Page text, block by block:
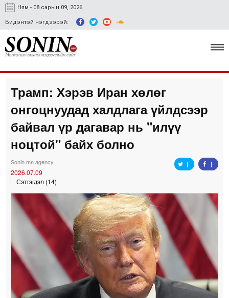
Ням - 08 сарын 09, 2026
Бидэнтэй нэгдээрэй:
Улс төр, эдийн засаг
Гэмт хэрэг
Нийгэм, соёл
Трамп: Хэрэв Иран хөлөг
онгоцнуудад халдлага үйлдсээр
байвал үр дагавар нь "илүү
ноцтой" байх болно
Sonin.mn agency
2026.07.09
Сэтгэгдэл (14)